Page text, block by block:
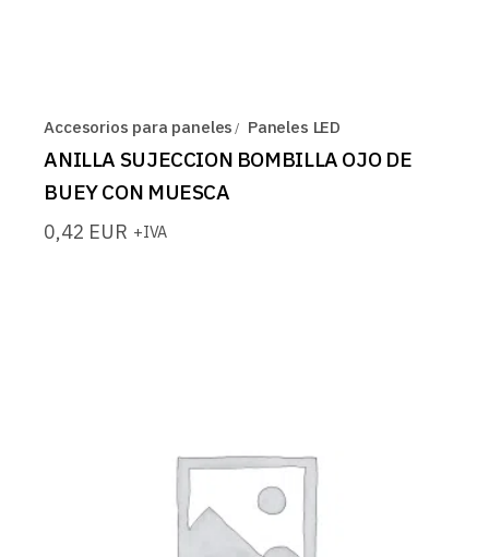
Accesorios para paneles Paneles LED
ANILLA SUJECCION BOMBILLA OJO DE
BUEY CON MUESCA
0,42 EUR +IVA